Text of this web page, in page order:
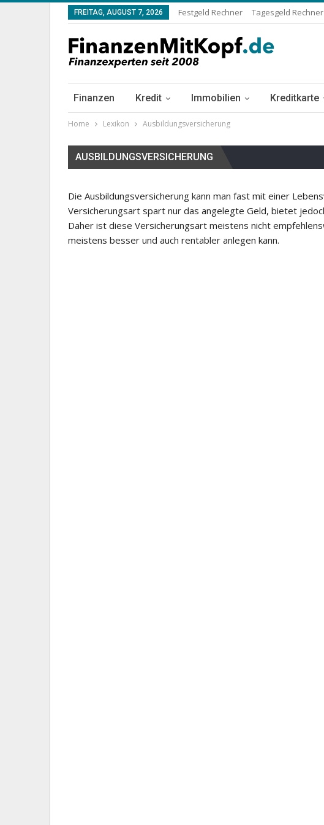
FREITAG, AUGUST 7, 2026 Festgeld Rechner Tagesgeld Rechner
Finanzen Kredit Immobilien Kreditkarte
Home Lexikon Ausbildungsversicherung
AUSBILDUNGSVERSICHERUNG
Die Ausbildungsversicherung kann man fast mit einer
Versicherungsart spart nur das angelegte Geld, bietet
Daher ist diese Versicherungsart meistens nicht
meistens besser und auch rentabler anlegen kann.